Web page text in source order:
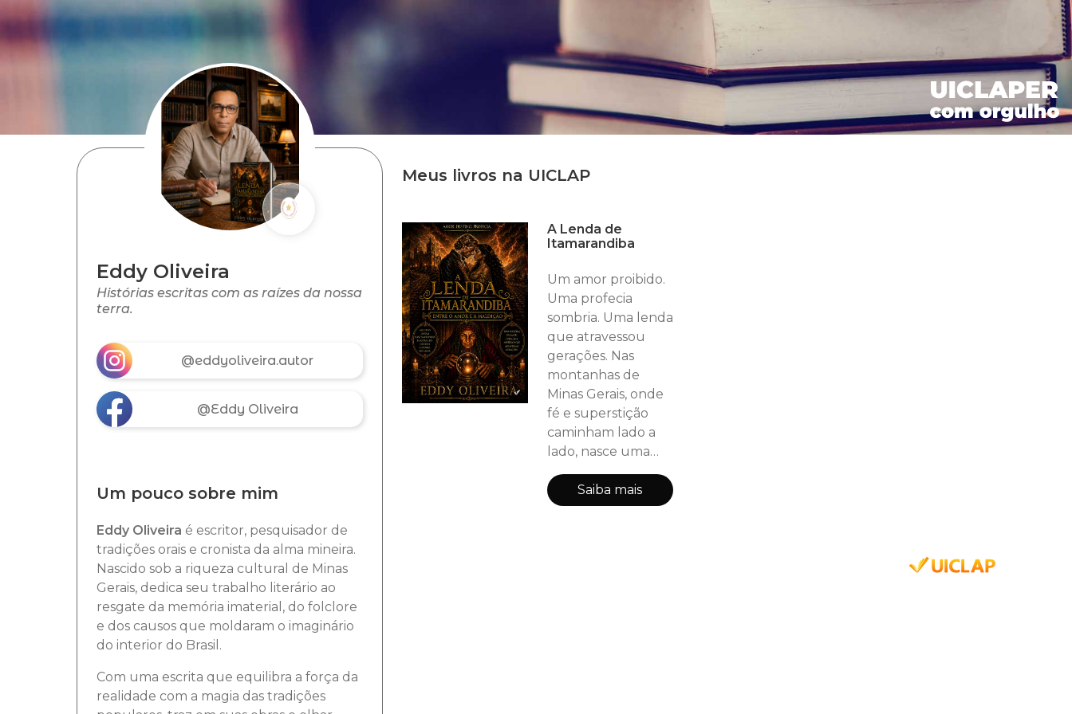
Eddy Oliveira
Histórias escritas com as raízes da nossa
terra.
@eddyoliveira.autor
@Eddy Oliveira
Um pouco sobre mim
Eddy Oliveira é escritor, pesquisador de
tradições orais e cronista da alma mineira.
Nascido sob a riqueza cultural de Minas
Gerais, dedica seu trabalho literário ao
resgate da memória imaterial, do folclore
e dos causos que moldaram o imaginário
do interior do Brasil.
Com uma escrita que equilibra a força da
realidade com a magia das tradições
Meus livros na UICLAP
A Lenda de
Itamarandiba
Um amor proibido.
Uma profecia
sombria. Uma lenda
que atravessou
gerações. Nas
montanhas de
Minas Gerais, onde
fé e superstição
caminham lado a
lado, nasce uma
história marcada
por paixão intensa,
segredos antigos e
Saiba mais